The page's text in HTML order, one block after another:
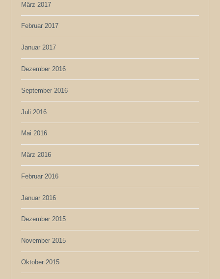
März 2017
Februar 2017
Januar 2017
Dezember 2016
September 2016
Juli 2016
Mai 2016
März 2016
Februar 2016
Januar 2016
Dezember 2015
November 2015
Oktober 2015